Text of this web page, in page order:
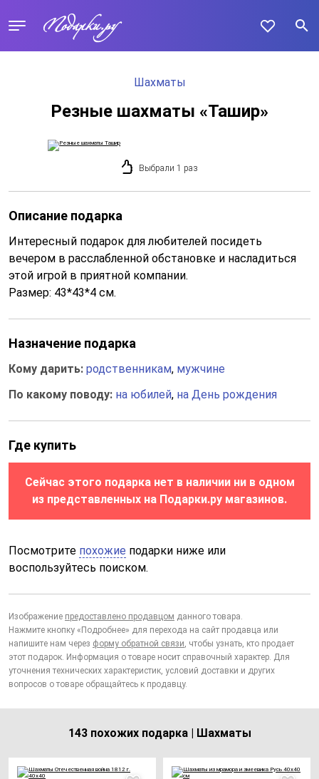
Шахматы
Резные шахматы «Ташир»
Выбрали 1 раз
Описание подарка
Интересный подарок для любителей посидеть
вечером в расслабленной обстановке и насладиться
этой игрой в приятной компании.
Размер: 43*43*4 см.
Назначение подарка
Кому дарить: родственникам, мужчине
По какому поводу: на юбилей, на День рождения
Где купить
Сейчас этого подарка нет в наличии ни в одном
из представленных на Подарки.ру магазинов.
Посмотрите похожие подарки ниже или
воспользуйтесь поиском.
Изображение предоставлено продавцом данного товара.
Нажмите кнопку «Подробнее» для перехода на сайт продавца или
напишите нам через форму обратной связи, чтобы узнать, кто продает
этот подарок. Информация о товаре носит справочный характер. Для
уточнения технических характеристик, условий доставки и других
вопросов о товаре обращайтесь к продавцу.
143 похожих подарка | Шахматы